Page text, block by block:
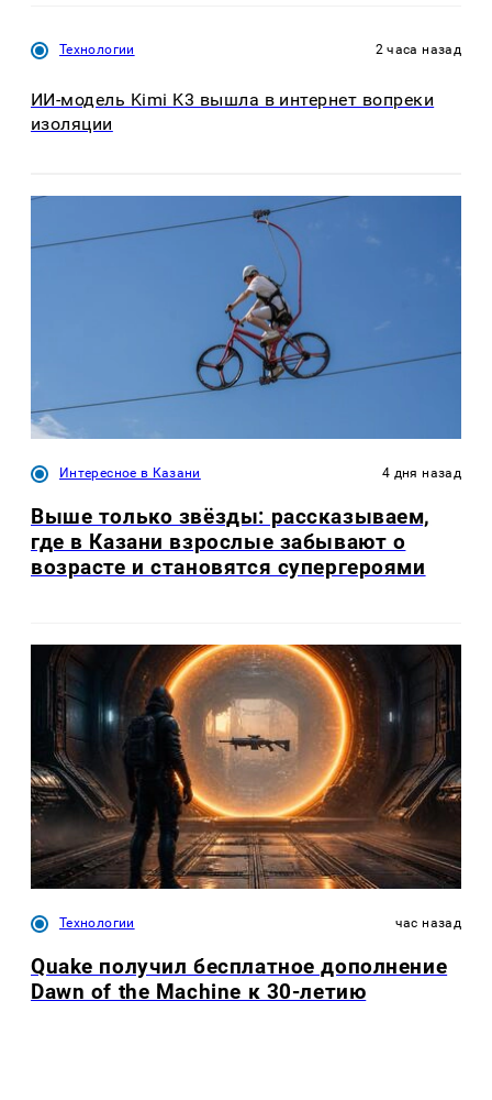
Технологии 2 часа назад
ИИ-модель Kimi K3 вышла в интернет вопреки
изоляции
Интересное в Казани 4 дня назад
Выше только звёзды: рассказываем,
где в Казани взрослые забывают о
возрасте и становятся супергероями
Технологии час назад
Quake получил бесплатное дополнение
Dawn of the Machine к 30-летию